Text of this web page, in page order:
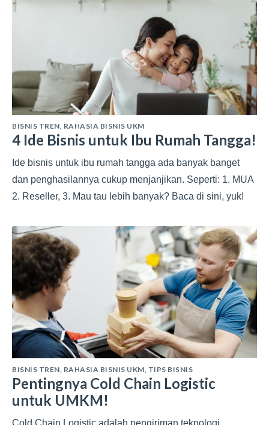
BISNIS TREN, RAHASIA BISNIS UKM
4 Ide Bisnis untuk Ibu Rumah Tangga!
Ide bisnis untuk ibu rumah tangga ada banyak banget
dan penghasilannya cukup menjanjikan. Seperti: 1. MUA
2. Reseller, 3. Mau tau lebih banyak? Baca di sini, yuk!
BISNIS TREN, RAHASIA BISNIS UKM, TIPS BISNIS
Pentingnya Cold Chain Logistic
untuk UMKM!
Cold Chain Logistic adalah pengiriman teknologi